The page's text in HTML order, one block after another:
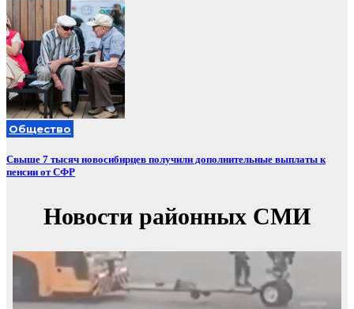
Общество
Свыше 7 тысяч новосибирцев получили дополнительные выплаты к
пенсии от СФР